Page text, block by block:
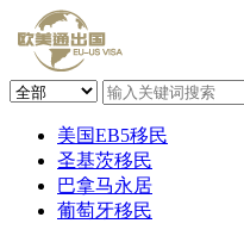
美国EB5移民
圣基茨移民
巴拿马永居
葡萄牙移民